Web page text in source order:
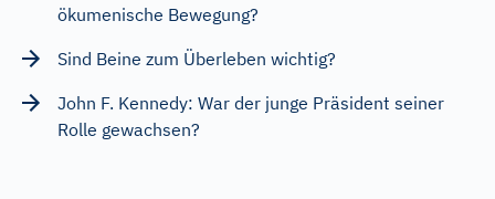
ökumenische Bewegung?
Sind Beine zum Überleben wichtig?
John F. Kennedy: War der junge Präsident seiner
Rolle gewachsen?